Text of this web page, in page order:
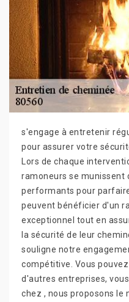
s'engage à entretenir
pour assurer votre
Lors de chaque
ramoneurs se munissent
performants pour
peuvent bénéficier d'un
exceptionnel tout en
la sécurité de leur
souligne notre
compétitive. Vous
d'autres entreprises,
chez , nous proposons le